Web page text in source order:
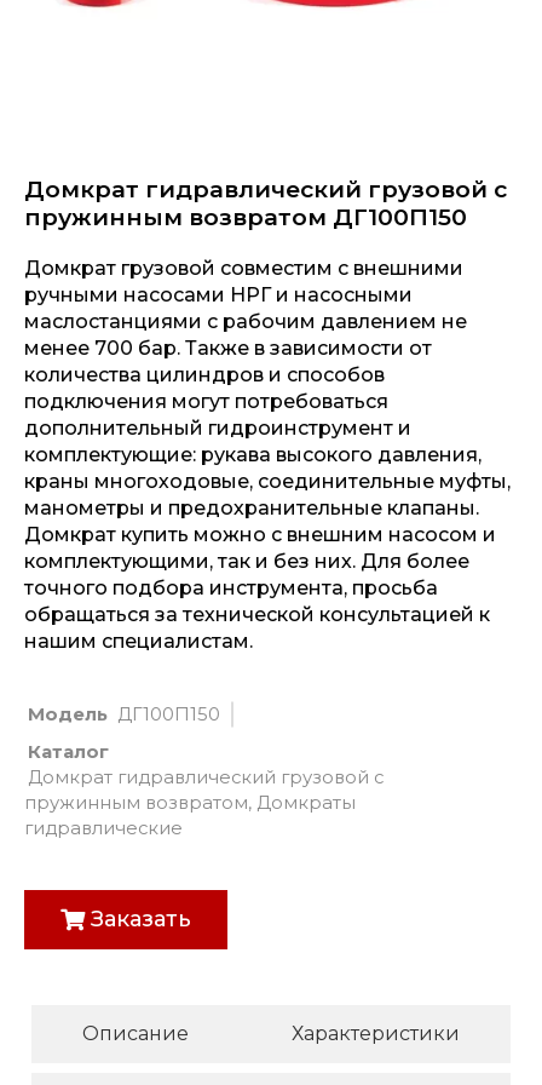
Домкрат гидравлический грузовой с
пружинным возвратом ДГ100П150
Домкрат грузовой совместим с внешними
ручными насосами НРГ и насосными
маслостанциями с рабочим давлением не
менее 700 бар. Также в зависимости от
количества цилиндров и способов
подключения могут потребоваться
дополнительный гидроинструмент и
комплектующие: рукава высокого давления,
краны многоходовые, соединительные муфты,
манометры и предохранительные клапаны.
Домкрат купить можно с внешним насосом и
комплектующими, так и без них. Для более
точного подбора инструмента, просьба
обращаться за технической консультацией к
нашим специалистам.
Модель ДГ100П150
Каталог
Домкрат гидравлический грузовой с
пружинным возвратом, Домкраты
гидравлические
Заказать
Описание Характеристики